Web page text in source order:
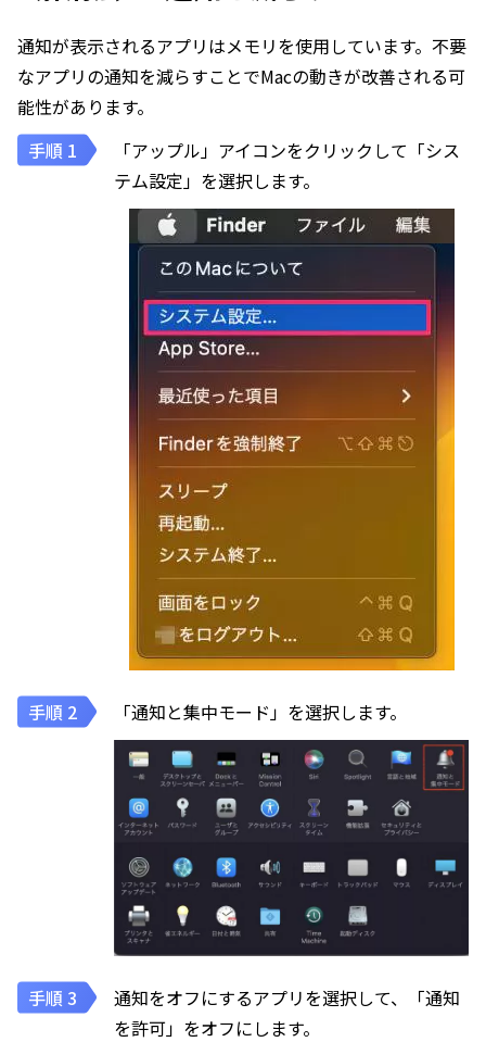
通知が表示されるアプリはメモリを使用しています。不要
なアプリの通知を減らすことでMacの動きが改善される可
能性があります。
「アップル」アイコンをクリックして「シス
テム設定」を選択します。
「通知と集中モード」を選択します。
通知をオフにするアプリを選択して、「通知
を許可」をオフにします。